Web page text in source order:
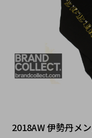
2018AW 伊勢丹メ